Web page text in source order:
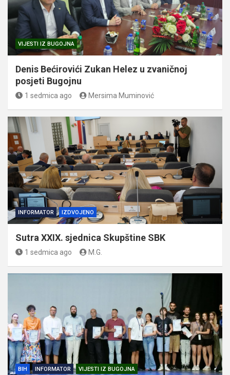
VIJESTI IZ BUGOJNA
Denis Bećirovići Zukan Helez u zvaničnoj
posjeti Bugojnu
1 sedmica ago Mersima Muminović
INFORMATOR IZDVOJENO
Sutra XXIX. sjednica Skupštine SBK
1 sedmica ago M.G.
BIH INFORMATOR VIJESTI IZ BUGOJNA